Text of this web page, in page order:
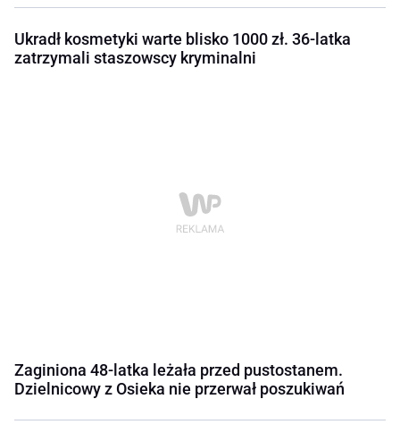
Ukradł kosmetyki warte blisko 1000 zł. 36-latka
zatrzymali staszowscy kryminalni
Zaginiona 48-latka leżała przed pustostanem.
Dzielnicowy z Osieka nie przerwał poszukiwań